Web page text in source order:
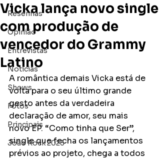
Resenhas
Opinião
Entrevistas
Notícias
Shows
Fotos
Principais
João Rock 2025
Vicka lança novo single
com produção de
vencedor do Grammy
Latino
A romântica demais Vicka está de
volta para o seu último grande
gesto antes da verdadeira
declaração de amor, seu mais
novo EP. “Como tinha que Ser”,
single que fecha os lançamentos
prévios ao projeto, chega a todos